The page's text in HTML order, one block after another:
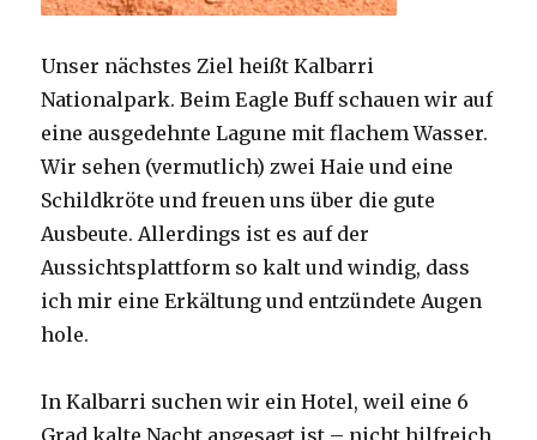
Unser nächstes Ziel heißt Kalbarri
Nationalpark. Beim Eagle Buff schauen wir auf
eine ausgedehnte Lagune mit flachem Wasser.
Wir sehen (vermutlich) zwei Haie und eine
Schildkröte und freuen uns über die gute
Ausbeute. Allerdings ist es auf der
Aussichtsplattform so kalt und windig, dass
ich mir eine Erkältung und entzündete Augen
hole.
In Kalbarri suchen wir ein Hotel, weil eine 6
Grad kalte Nacht angesagt ist – nicht hilfreich